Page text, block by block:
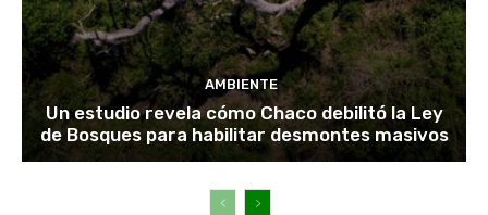
AMBIENTE
Un estudio revela cómo Chaco debilitó la Ley
de Bosques para habilitar desmontes masivos